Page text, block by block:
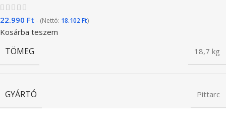
22.990 Ft - (Nettó: 18.102Ft)
Kosárba teszem
TÖMEG 18,7 kg
GYÁRTÓ Pittarc